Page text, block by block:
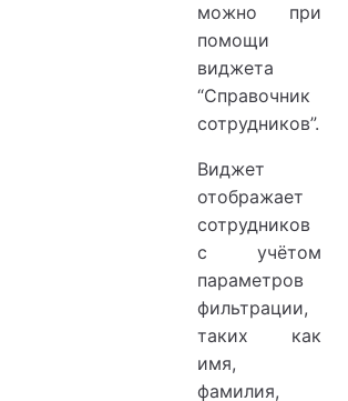
можно при
помощи
виджета
“Справочник
сотрудников”.
Виджет
отображает
сотрудников
с учётом
параметров
фильтрации,
таких как
имя,
фамилия,